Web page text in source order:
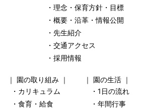
・理念・保育方針・目標
・概要・沿革・情報公開
・先生紹介
・交通アクセス
・採用情報
｜ 園の取り組み ｜ ｜ 園の生活 ｜
・カリキュラム
・1日の流れ
・食育・給食
・年間行事